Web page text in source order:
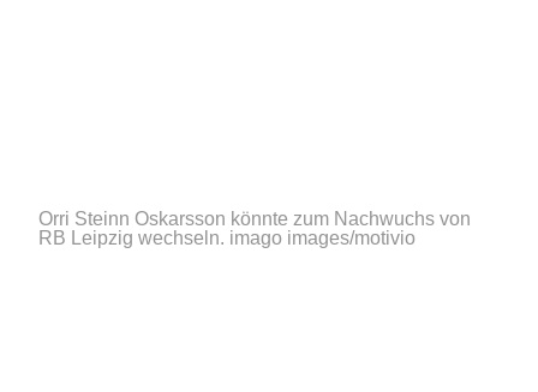
Orri Steinn Oskarsson könnte zum Nachwuchs von
RB Leipzig wechseln. imago images/motivio